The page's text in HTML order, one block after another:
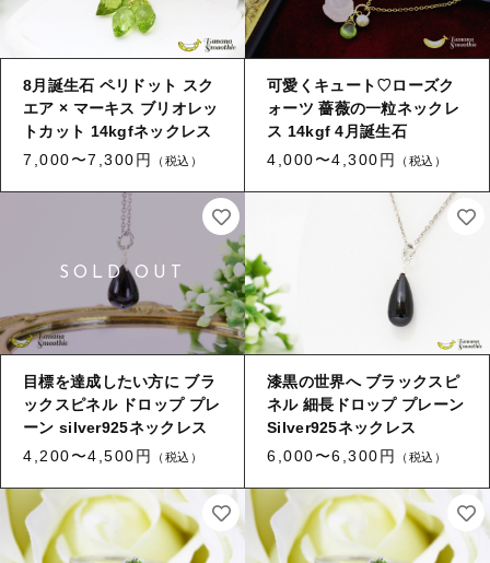
8月誕生石 ペリドット スク
エア × マーキス ブリオレッ
トカット 14kgfネックレス
7,000〜7,300円
（税込）
可愛くキュート♡ローズク
ォーツ 薔薇の一粒ネックレ
ス 14kgf 4月誕生石
4,000〜4,300円
（税込）
目標を達成したい方に ブラ
ックスピネル ドロップ プレ
ーン silver925ネックレス
4,200〜4,500円
（税込）
漆黒の世界へ ブラックスピ
ネル 細長ドロップ プレーン
Silver925ネックレス
6,000〜6,300円
（税込）